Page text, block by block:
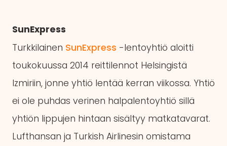
SunExpress
Turkkilainen SunExpress -lentoyhtiö aloitti
toukokuussa 2014 reittilennot Helsingistä
Izmiriin, jonne yhtiö lentää kerran viikossa. Yhtiö
ei ole puhdas verinen halpalentoyhtiö sillä
yhtiön lippujen hintaan sisältyy matkatavarat.
Lufthansan ja Turkish Airlinesin omistama